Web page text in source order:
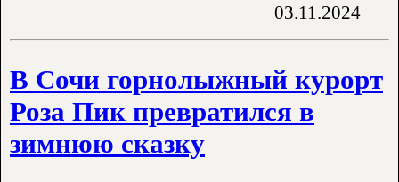
03.11.2024
В Сочи горнолыжный курорт
Роза Пик превратился в
зимнюю сказку